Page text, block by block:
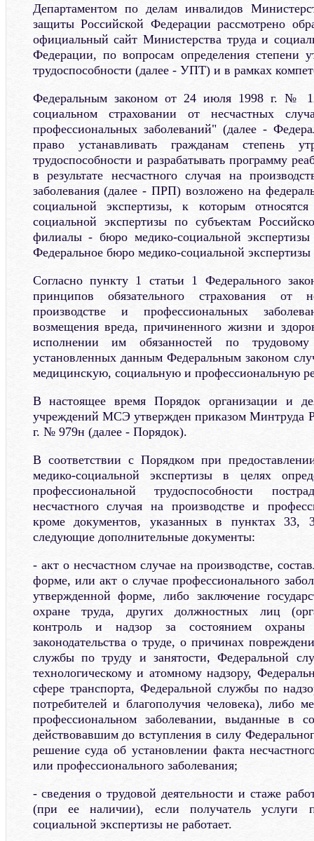
Департаментом по делам инвалидов
защиты Российской Федерации рассмотрено
официальный сайт Министерства труда и
Федерации, по вопросам определения степени
трудоспособности (далее - УПТ) и в рамках
Федеральным законом от 24 июля 1998 г. №
социальном страховании от несчастных
профессиональных заболеваний" (далее -
право устанавливать гражданам степень
трудоспособности и разрабатывать программу
в результате несчастного случая на
заболевания (далее - ПРП) возложено на
социальной экспертизы, к которым
социальной экспертизы по субъектам
филиалы - бюро медико-социальной
Федеральное бюро медико-социальной
Согласно пункту 1 статьи 1 Федерального
принципов обязательного страхования от
производстве и профессиональных
возмещения вреда, причиненного жизни и
исполнении им обязанностей по
установленных данным Федеральным законом
медицинскую, социальную и профессиональную
В настоящее время Порядок организации и
учреждений МСЭ утвержден приказом Минтруда
г. № 979н (далее - Порядок).
В соответствии с Порядком при
медико-социальной экспертизы в целях
профессиональной трудоспособности
несчастного случая на производстве и
кроме документов, указанных в пунктах 33,
следующие дополнительные документы:
- акт о несчастном случае на производстве,
форме, или акт о случае профессионального
утвержденной форме, либо заключение
охране труда, других должностных лиц
контроль и надзор за состоянием
законодательства о труде, о причинах
службы по труду и занятости, Федеральной
технологическому и атомному надзору,
сфере транспорта, Федеральной службы по
потребителей и благополучия человека), либо
профессиональном заболевании, выданные в
действовавшим до вступления в силу
решение суда об установлении факта
или профессионального заболевания;
- сведения о трудовой деятельности и стаже
(при ее наличии), если получатель услуги
социальной экспертизы не работает.